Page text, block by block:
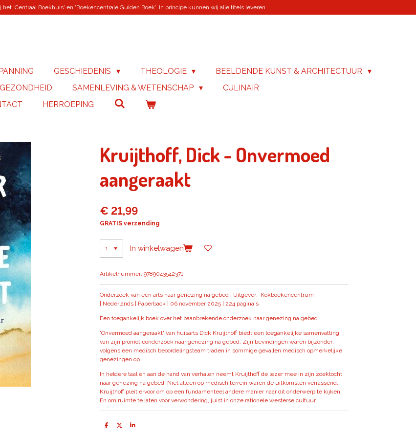
het 'Centraal Boekhuis' en 'Boekencentrale Gulden Boek'. In principe kunnen wij alle titels leveren.
GESCHIEDENIS THEOLOGIE
BEELDENDE KUNST & ARCHITECTUUR
GEZONDHEID SAMENLEVING & WETENSCHAP
CULINAIR
HERROEPING
Kruijthoff, Dick - Onvermoed
aangeraakt
€ 21,99
GRATIS verzending
In winkelwagen
Artikelnummer: 9789043542371
Onderzoek van een arts naar genezing na gebed | Uitgever: Kokboekencentrum
| Nederlands | Paperback | 06 november 2025 | 224 pagina's
Een toegankelijk boek over het baanbrekende onderzoek naar genezing na gebed.
'Onvermoed aangeraakt' van huisarts Dick Kruijthoff biedt een toegankelijke samenvatting
van zijn promotieonderzoek naar genezing na gebed. Zijn bevindingen waren bijzonder:
volgens een medisch beoordelingsteam traden in sommige gevallen medisch opmerkelijke
genezingen op.
In heldere taal en aan de hand van verhalen neemt Kruijthoff de lezer mee in zijn zoektocht
naar genezing na gebed. Niet alleen op medisch terrein waren de uitkomsten verrassend.
Kruijthoff pleit ervoor om op een fundamenteel andere manier naar dit onderwerp te kijken.
En om ruimte te laten voor verwondering, juist in onze rationele westerse cultuur.
D
D
S